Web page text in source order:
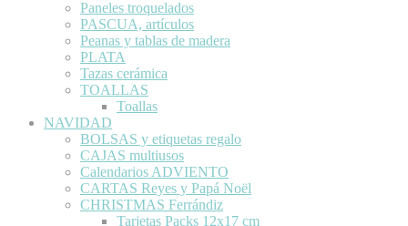
Paneles troquelados
PASCUA, artículos
Peanas y tablas de madera
PLATA
Tazas cerámica
TOALLAS
Toallas
NAVIDAD
BOLSAS y etiquetas regalo
CAJAS multiusos
Calendarios ADVIENTO
CARTAS Reyes y Papá Noël
CHRISTMAS Ferrándiz
Tarjetas Packs 12x17 cm